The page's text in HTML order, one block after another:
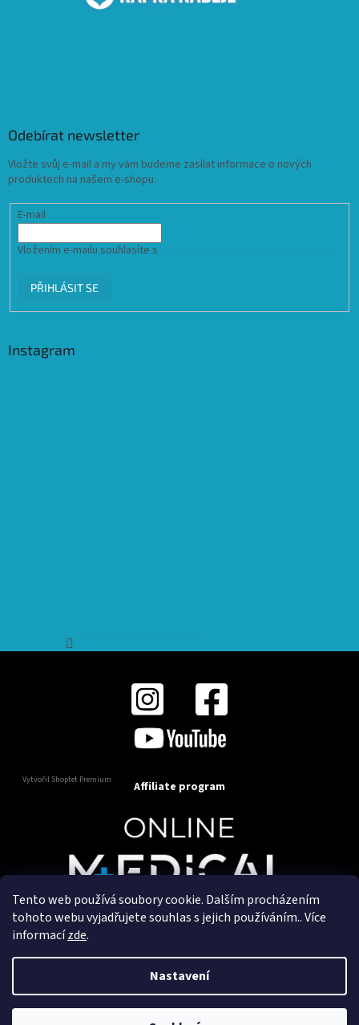
Tento web používá soubory cookie. Dalším procházením
tohoto webu vyjadřujete souhlas s jejich používáním.. Více
informacízde.
Nastavení
Odebírat newsletter
Vložte svůj e-mail a my vám budeme zasílat informace o nových
produktech na našem e-shopu.
E-mail
Vložením e-mailu souhlasíte s
PŘIHLÁSIT SE
Instagram
Vytvořil Shoptet Premium Affiliate program
Copyright 2025OnlineMedical.cz. Všechna práva
Vytvořil a marketingově zajišťuje